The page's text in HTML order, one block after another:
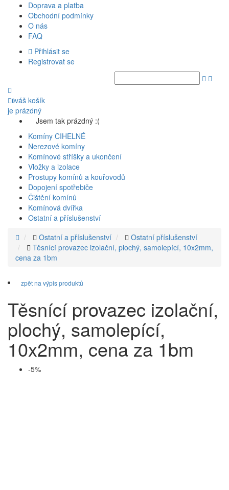
Doprava a platba
Obchodní podmínky
O nás
FAQ
Přihlásit se
Registrovat se
0váš košík
je prázdný
Jsem tak prázdný :(
Komíny CIHELNÉ
Nerezové komíny
Komínové stříšky a ukončení
Vložky a izolace
Prostupy komínů a kouřovodů
Dopojení spotřebiče
Čištění komínů
Komínová dvířka
Ostatní a příslušenství
Ostatní a příslušenství
Ostatní příslušenství
Těsnící provazec izolační, plochý, samolepící, 10x2mm,
cena za 1bm
zpět na výpis produktů
Těsnící provazec izolační,
plochý, samolepící,
10x2mm, cena za 1bm
-5%